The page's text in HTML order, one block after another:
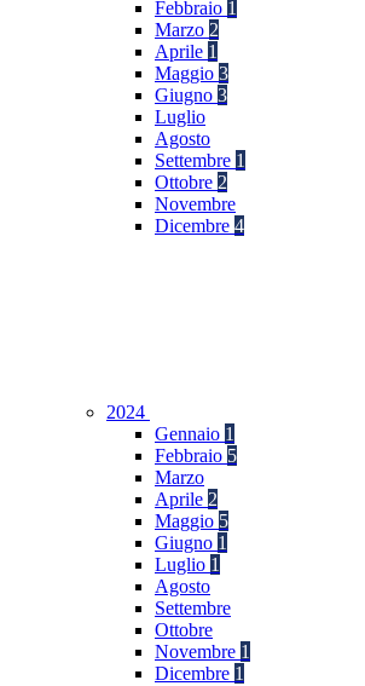
Febbraio 1
Marzo 2
Aprile 1
Maggio 3
Giugno 3
Luglio
Agosto
Settembre 1
Ottobre 2
Novembre
Dicembre 4
2024
Gennaio 1
Febbraio 5
Marzo
Aprile 2
Maggio 5
Giugno 1
Luglio 1
Agosto
Settembre
Ottobre
Novembre 1
Dicembre 1